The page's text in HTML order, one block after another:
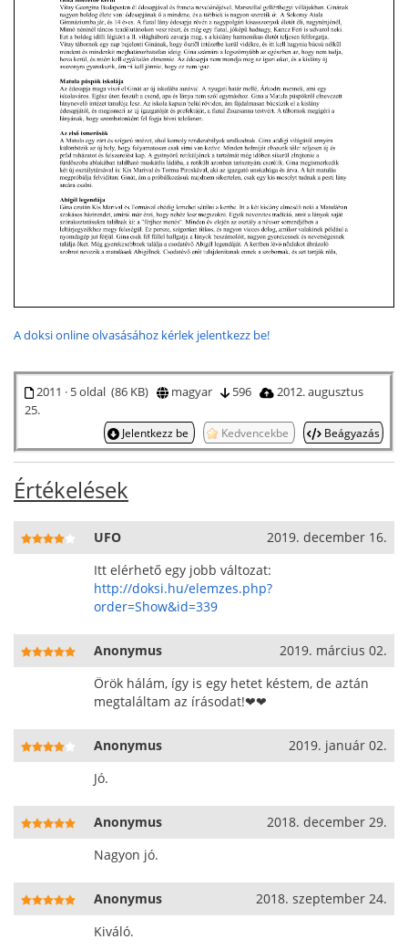
A doksi online olvasásához kérlek jelentkezz be!
2011 · 5 oldal (86 KB) magyar 596
2012. augusztus
25.
Jelentkezz be Kedvencekbe Beágyazás
Értékelések
UFO
2019. december 16.
Itt elérhető egy jobb változat:
http://doksi.hu/elemzes.php?
order=Show&id=339
Anonymus
2019. március 02.
Örök hálám, így is egy hetet késtem, de aztán
megtaláltam az írásodat!❤❤
Anonymus
2019. január 02.
Jó.
Anonymus
2018. december 29.
Nagyon jó.
Anonymus
2018. szeptember 24.
Kiváló.